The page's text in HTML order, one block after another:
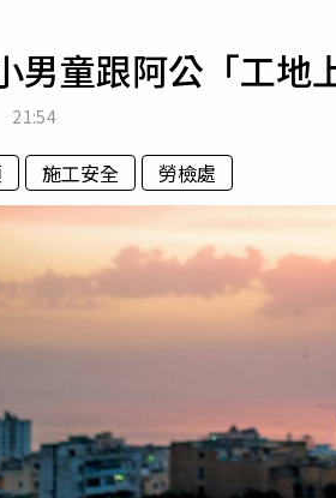
專欄
房產新勢力
男童跟阿公「工
21:54
施工安全 勞檢處